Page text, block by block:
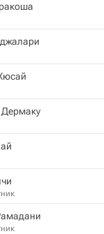
Дермаку